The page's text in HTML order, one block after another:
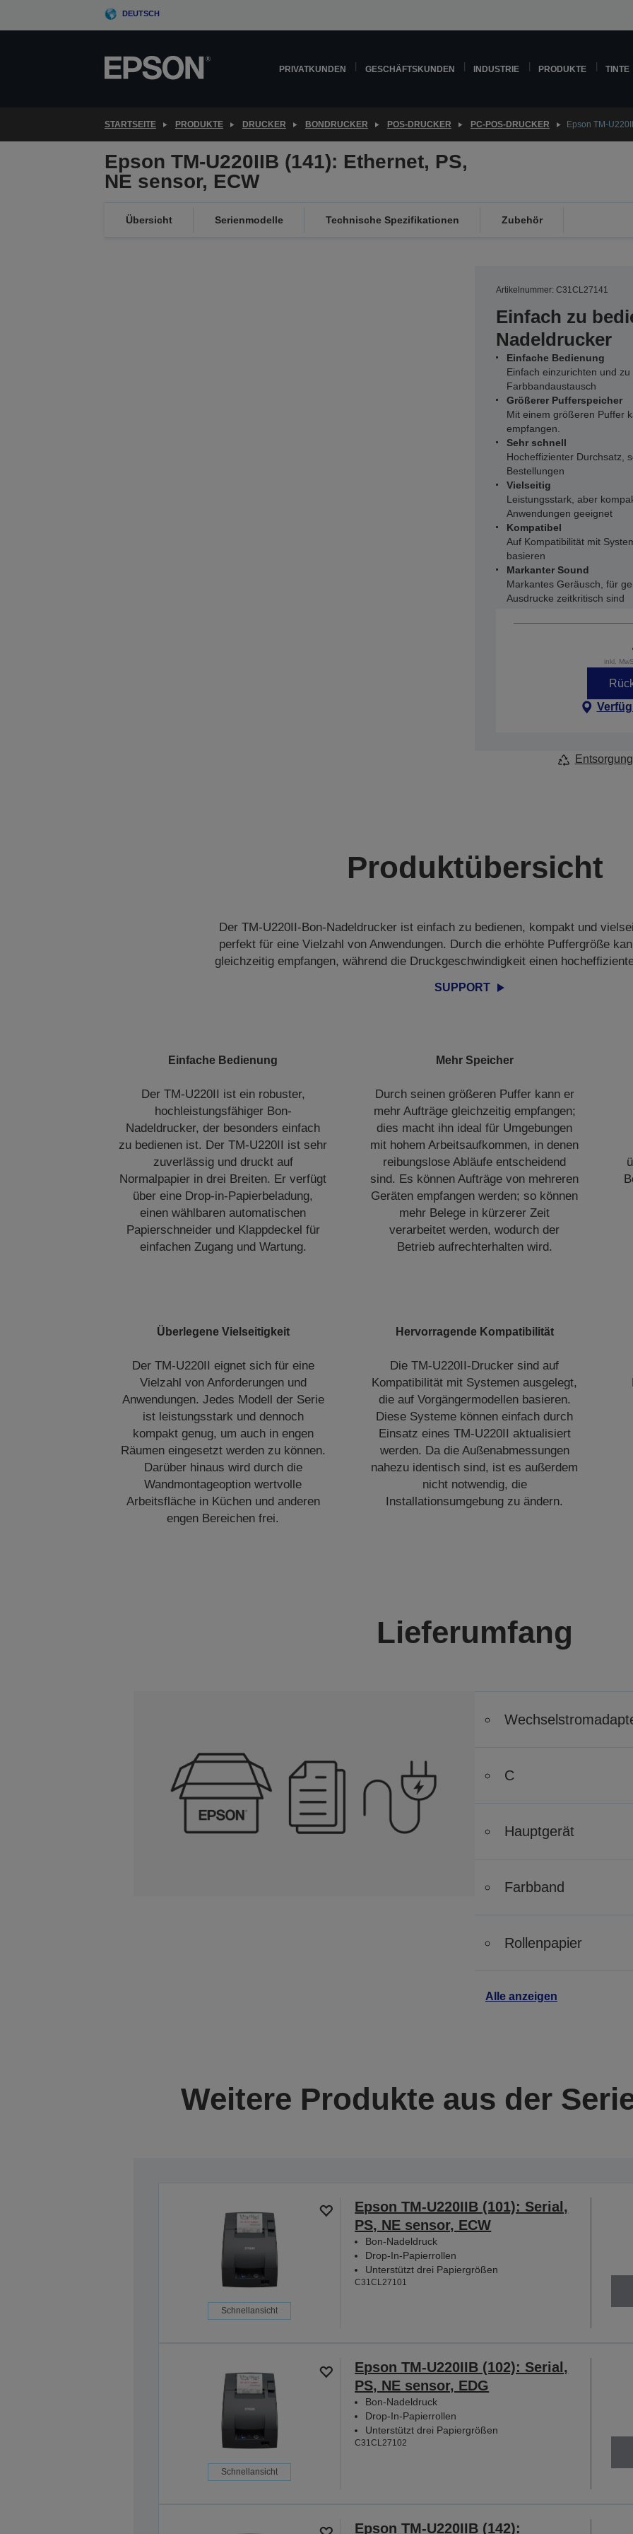
DEUTSCH
PRIVATKUNDEN GESCHÄFTSKUNDEN INDUSTRIE PRODUKTE TINTE
STARTSEITE PRODUKTE DRUCKER BONDRUCKER POS-DRUCKER PC-POS-DRUCKER Epson TM-
Epson TM-U220IIB (141): Ethernet, PS,
NE sensor, ECW
Übersicht Serienmodelle Technische Spezifikationen Zubehör
Artikelnummer: C31CL27141
Einfach zu
Nadeldrucker
Einfache Bedienung
Einfach einzurichten und
Farbbandaustausch
Größerer Pufferspeicher
Mit einem größeren Puffer
empfangen.
Sehr schnell
Hocheffizienter Durchsatz,
Bestellungen
Vielseitig
Leistungsstark, aber
Anwendungen geeignet
Kompatibel
Auf Kompatibilität mit
basieren
Markanter Sound
Markantes Geräusch, für
Ausdrucke zeitkritisch sind
inkl.
Produktübersicht
Der TM-U220II-Bon-Nadeldrucker ist einfach zu bedienen, kompakt und
perfekt für eine Vielzahl von Anwendungen. Durch die erhöhte Puffergröße
gleichzeitig empfangen, während die Druckgeschwindigkeit einen
SUPPORT
Einfache Bedienung
Der TM-U220II ist ein robuster,
hochleistungsfähiger Bon-
Nadeldrucker, der besonders einfach
zu bedienen ist. Der TM-U220II ist sehr
zuverlässig und druckt auf
Normalpapier in drei Breiten. Er verfügt
über eine Drop-in-Papierbeladung,
einen wählbaren automatischen
Papierschneider und Klappdeckel für
einfachen Zugang und Wartung.
Mehr Speicher
Durch seinen größeren Puffer kann er
mehr Aufträge gleichzeitig empfangen;
dies macht ihn ideal für Umgebungen
mit hohem Arbeitsaufkommen, in denen
reibungslose Abläufe entscheidend
sind. Es können Aufträge von mehreren
Geräten empfangen werden; so können
mehr Belege in kürzerer Zeit
verarbeitet werden, wodurch der
Betrieb aufrechterhalten wird.
Überlegene Vielseitigkeit
Der TM-U220II eignet sich für eine
Vielzahl von Anforderungen und
Anwendungen. Jedes Modell der Serie
ist leistungsstark und dennoch
kompakt genug, um auch in engen
Räumen eingesetzt werden zu können.
Darüber hinaus wird durch die
Wandmontageoption wertvolle
Arbeitsfläche in Küchen und anderen
engen Bereichen frei.
Hervorragende Kompatibilität
Die TM-U220II-Drucker sind auf
Kompatibilität mit Systemen ausgelegt,
die auf Vorgängermodellen basieren.
Diese Systeme können einfach durch
Einsatz eines TM-U220II aktualisiert
werden. Da die Außenabmessungen
nahezu identisch sind, ist es außerdem
nicht notwendig, die
Installationsumgebung zu ändern.
Lieferumfang
C
Hauptgerät
Farbband
Rollenpapier
Alle anzeigen
Weitere Produkte aus der
Schnellansicht
Epson TM-U220IIB (101): Serial,
PS, NE sensor, ECW
Bon-Nadeldruck
Drop-In-Papierrollen
Unterstützt drei Papiergrößen
C31CL27101
Schnellansicht
Epson TM-U220IIB (102): Serial,
PS, NE sensor, EDG
Bon-Nadeldruck
Drop-In-Papierrollen
Unterstützt drei Papiergrößen
C31CL27102
Epson TM-U220IIB (142):